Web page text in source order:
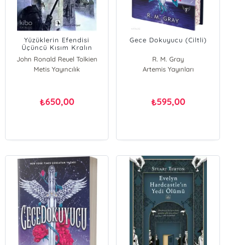
Yüzüklerin Efendisi
Üçüncü Kısım Kralın
Dönüşü; Kralın Dönüşü
John Ronald Reuel Tolkien
Metis Yayıncılık
₺650,00
Gece Dokuyucu (Ciltli)
R. M. Gray
Artemis Yayınları
₺595,00